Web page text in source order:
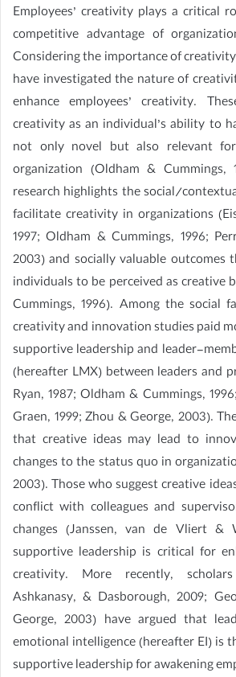
Employees’ creativity plays a critical
competitive advantage of
Considering the importance of
have investigated the nature of
enhance employees’ creativity.
creativity as an individual’s ability to
not only novel but also relevant
organization (Oldham & Cummings,
research highlights the social/
facilitate creativity in organizations
1997; Oldham & Cummings, 1996;
2003) and socially valuable outcomes
individuals to be perceived as creative
Cummings, 1996). Among the social
creativity and innovation studies paid
supportive leadership and leader-
(hereafter LMX) between leaders and
Ryan, 1987; Oldham & Cummings,
Graen, 1999; Zhou & George, 2003).
that creative ideas may lead to
changes to the status quo in
2003). Those who suggest creative
conflict with colleagues and
changes (Janssen, van de Vliert &
supportive leadership is critical for
creativity. More recently,
Ashkanasy, & Dasborough, 2009;
George, 2003) have argued that
emotional intelligence (hereafter EI) is
supportive leadership for awakening